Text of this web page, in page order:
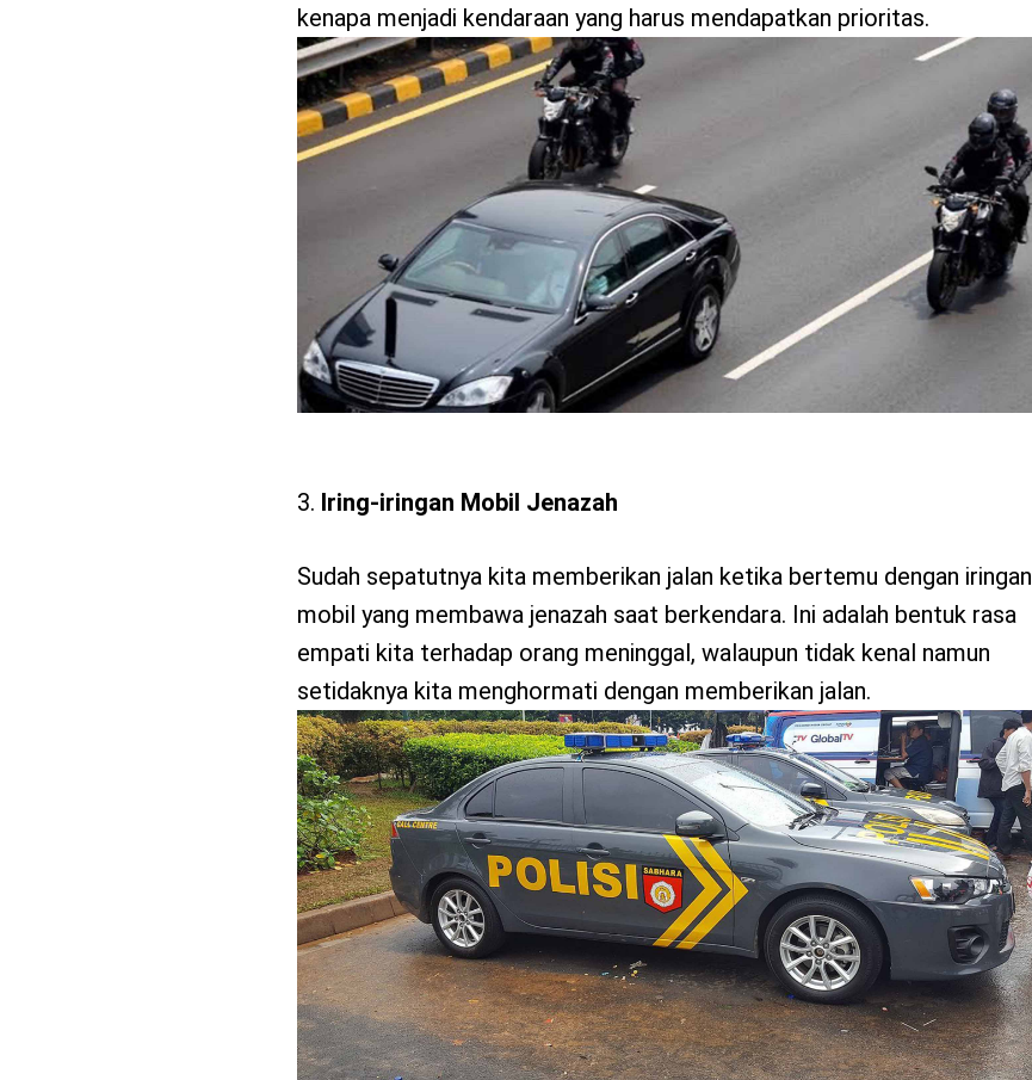
kenapa menjadi kendaraan yang harus mendapatkan prioritas.
Iring-iringan Mobil Jenazah
Sudah sepatutnya kita memberikan jalan ketika bertemu dengan iringan
mobil yang membawa jenazah saat berkendara. Ini adalah bentuk rasa
empati kita terhadap orang meninggal, walaupun tidak kenal namun
setidaknya kita menghormati dengan memberikan jalan.